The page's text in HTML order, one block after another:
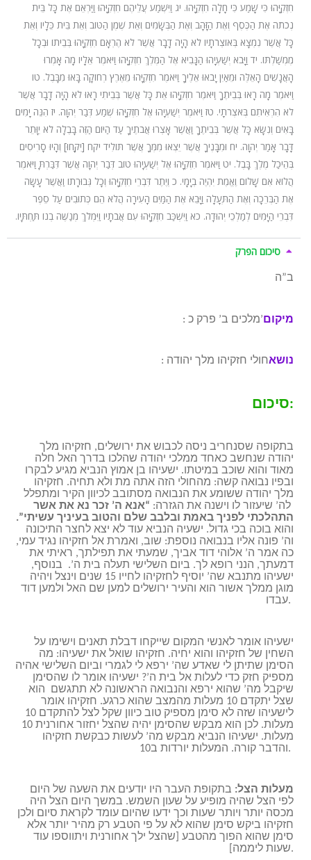
חִזְקִיָּהוּ כִּי שָׁמַע כִּי חָלָה חִזְקִיָּהוּ. יג וַיִּשְׁמַע עֲלֵיהֶם חִזְקִיָּהוּ וַיַּרְאֵם אֶת כָּל בֵּית
נְכֹתֹה אֶת הַכֶּסֶף וְאֶת הַזָּהָב וְאֶת הַבְּשָׂמִים וְאֵת שֶׁמֶן הַטּוֹב וְאֵת בֵּית כֵּלָיו וְאֵת
כָּל אֲשֶׁר נִמְצָא בְּאוֹצְרֹתָיו לֹא הָיָה דָבָר אֲשֶׁר לֹא הֶרְאָם חִזְקִיָּהוּ בְּבֵיתוֹ וּבְכָל
מֶמְשַׁלְתּוֹ. יד וַיָּבֹא יְשַׁעְיָהוּ הַנָּבִיא אֶל הַמֶּלֶךְ חִזְקִיָּהוּ וַיֹּאמֶר אֵלָיו מָה אָמְרוּ
הָאֲנָשִׁים הָאֵלֶּה וּמֵאַיִן יָבֹאוּ אֵלֶיךָ וַיֹּאמֶר חִזְקִיָּהוּ מֵאֶרֶץ רְחוֹקָה בָּאוּ מִבָּבֶל. טו
וַיֹּאמֶר מָה רָאוּ בְּבֵיתֶךָ וַיֹּאמֶר חִזְקִיָּהוּ אֵת כָּל אֲשֶׁר בְּבֵיתִי רָאוּ לֹא הָיָה דָבָר אֲשֶׁר
לֹא הִרְאִיתִם בְּאֹצְרֹתָי. טז וַיֹּאמֶר יְשַׁעְיָהוּ אֶל חִזְקִיָּהוּ שְׁמַע דְּבַר יְהוָה. יז הִנֵּה יָמִים
בָּאִים וְנִשָּׂא כָּל אֲשֶׁר בְּבֵיתֶךָ וַאֲשֶׁר אָצְרוּ אֲבֹתֶיךָ עַד הַיּוֹם הַזֶּה בָּבֶלָה לֹא יִוָּתֵר
דָּבָר אָמַר יְהוָה. יח וּמִבָּנֶיךָ אֲשֶׁר יֵצְאוּ מִמְּךָ אֲשֶׁר תּוֹלִיד יקח [יִקָּחוּ] וְהָיוּ סָרִיסִים
בְּהֵיכַל מֶלֶךְ בָּבֶל. יט וַיֹּאמֶר חִזְקִיָּהוּ אֶל יְשַׁעְיָהוּ טוֹב דְּבַר יְהוָה אֲשֶׁר דִּבַּרְתָּ וַיֹּאמֶר
הֲלוֹא אִם שָׁלוֹם וֶאֱמֶת יִהְיֶה בְיָמָי. כ וְיֶתֶר דִּבְרֵי חִזְקִיָּהוּ וְכָל גְּבוּרָתוֹ וַאֲשֶׁר עָשָׂה
אֶת הַבְּרֵכָה וְאֶת הַתְּעָלָה וַיָּבֵא אֶת הַמַּיִם הָעִירָה הֲלֹא הֵם כְּתוּבִים עַל סֵפֶר
דִּבְרֵי הַיָּמִים לְמַלְכֵי יְהוּדָה. כא וַיִּשְׁכַּב חִזְקִיָּהוּ עִם אֲבֹתָיו וַיִּמְלֹךְ מְנַשֶּׁה בְנוֹ תַּחְתָּיו.
סיכום הפרק
ב”ה
מיקום : מלכים ב’ פרק כ’
נושא: חולי חזקיהו מלך יהודה
סיכום:
בתקופה שסנחריב ניסה לכבוש את ירושלים, חזקיהו מלך
יהודה שנחשב כאחד ממלכי יהודה שהלכו בדרך האל חלה
מאוד והוא שוכב במיטתו. ישעיהו בן אמוץ הנביא מגיע לבקרו
ובפיו נבואה קשה: מהחולי הזה אתה מת ולא תחיה. חזקיהו
מלך יהודה ששומע את הנבואה מסתובב לכיוון הקיר ומתפלל
לה’ שיעזור לו וישנה את הגזרה: “אנא ה’ זכר נא את אשר
התהלכתי לפניך באמת ובלבב שלם והטוב בעיניך עשיתי”.
והוא בוכה בכי גדול. ישעיה הנביא עוד לא יצא לחצר התיכונה
וה’ פונה אליו בנבואה נוספת: שוב, ואמרת אל חזקיהו נגיד עמי,
כה אמר ה’ אלוהי דוד אביך, שמעתי את תפילתך, ראיתי את
דמעתך, הנני רופא לך. ביום השלישי תעלה בית ה’. בנוסף,
ישעיהו מתנבא שה’ יוסיף לחזקיהו לחייו 15 שנים וינצל ויהיה
מוגן ממלך אשור הוא והעיר ירושלים למען שם האל ולמען דוד
עבדו.
ישעיהו אומר לאנשי המקום שייקחו דבלת תאנים וישימו על
השחין של חזקיהו והוא יחיה. חזקיהו שואל את ישעיהו: מה
הסימן שתיתן לי שאדע שה’ ירפא לי לגמרי וביום השלישי אהיה
מספיק חזק כדי לעלות אל בית ה’? ישעיהו אומר לו שהסימן
שיקבל מה’ שהוא ירפא והנבואה הראשונה לא תתגשם הוא
שצל יתקדם 10 מעלות מהמצב שהוא כרגע. חזקיהו אומר
לישעיהו שזה לא סימן מספיק טוב כיוון שקל לצל להתקדם 10
מעלות. לכן הוא מבקש שהסימן יהיה שהצל יחזור אחורנית 10
מעלות. ישעיהו הנביא מבקש מה’ לעשות כבקשת חזקיהו
והדבר קורה. המעלות יורדות ב10.
מעלות הצל: בתקופת העבר היו יודעים את השעה של היום
לפי הצל שהיה מופיע על שעון השמש. במשך היום הצל היה
מכסה יותר ויותר שעות וכך ידעו שהיום עומד לקראת סיום ולכן
חזקיהו ביקש סימן שהוא לא על פי הטבע רק מהיר יותר אלא
סימן שהוא הפוך מהטבע [שהצל ילך אחורנית ויתווספו עוד
שעות ליממה].